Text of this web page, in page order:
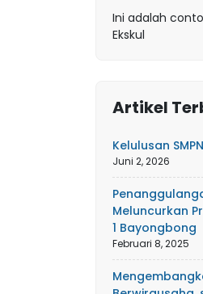
Ini adalah
Ekskul
Artikel
Kelulusan
Juni 2, 2026
Meluncurkan
1 Bayongbong
Februari 8, 2025